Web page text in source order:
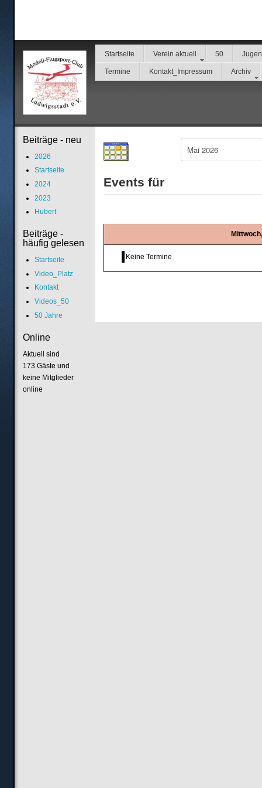
Startseite Verein aktuell 50
Termine Kontakt_Impressum Archiv
Events für
Keine Termine
Beiträge - neu
2026
Startseite
2024
2023
Hubert
Beiträge -
häufig gelesen
Startseite
Video_Platz
Kontakt
Videos_50
50 Jahre
Online
Aktuell sind
173 Gäste und
keine Mitglieder
online